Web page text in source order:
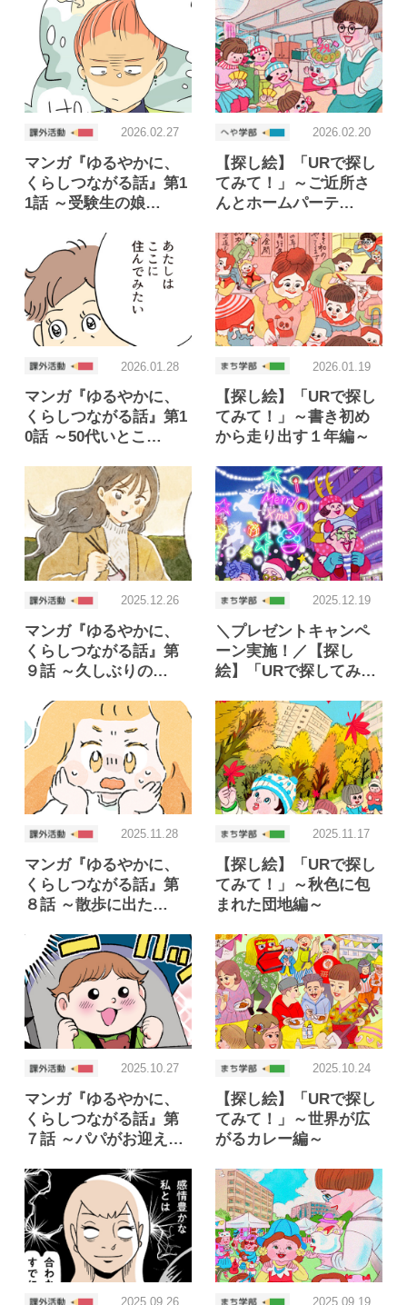
井上麻里奈さん
マンガ『ゆるやかに、
くらしつながる話』第1
1話 ～受験生の娘…
2026.02.27
【探し絵】「URで探し
てみて！」～ご近所さ
んとホームパーテ…
2026.02.20
マンガ『ゆるやかに、
くらしつながる話』第1
0話 ～50代いとこ…
2026.01.28
【探し絵】「URで探し
てみて！」～書き初め
から走り出す１年編～
2026.01.19
マンガ『ゆるやかに、
くらしつながる話』第
９話 ～久しぶりの…
2025.12.26
＼プレゼントキャンペ
ーン実施！／【探し
絵】「URで探してみ…
2025.12.19
マンガ『ゆるやかに、
くらしつながる話』第
８話 ～散歩に出た…
2025.11.28
【探し絵】「URで探し
てみて！」～秋色に包
まれた団地編～
2025.11.17
マンガ『ゆるやかに、
くらしつながる話』第
７話 ～パパがお迎え…
2025.10.27
【探し絵】「URで探し
てみて！」～世界が広
がるカレー編～
2025.10.24